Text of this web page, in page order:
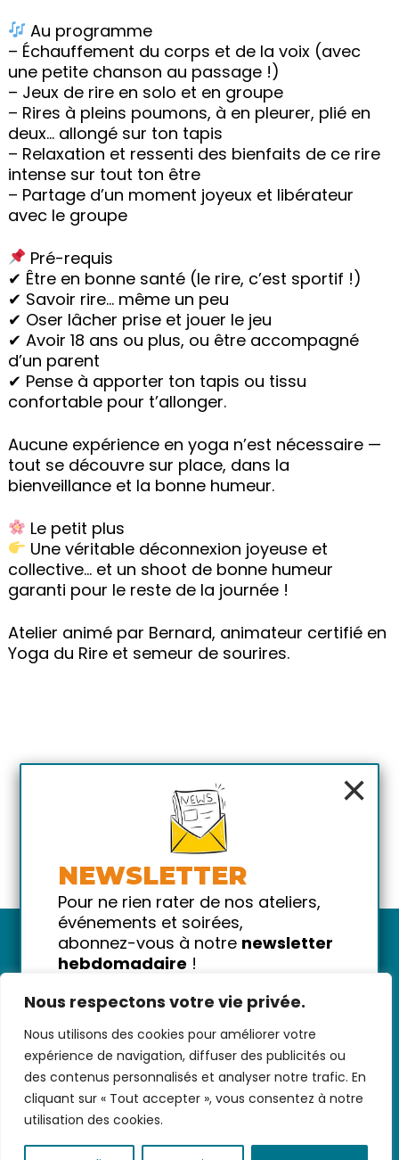
Nous respectons votre vie privée.
Nous utilisons des cookies pour améliorer votre
expérience de navigation, diffuser des publicités ou
des contenus personnalisés et analyser notre trafic. En
cliquant sur « Tout accepter », vous consentez à notre
utilisation des cookies.
Au programme
– Échauffement du corps et de la voix (avec
une petite chanson au passage !)
– Jeux de rire en solo et en groupe
– Rires à pleins poumons, à en pleurer, plié en
deux… allongé sur ton tapis
– Relaxation et ressenti des bienfaits de ce rire
intense sur tout ton être
– Partage d’un moment joyeux et libérateur
avec le groupe
Pré-requis
✔ Être en bonne santé (le rire, c’est sportif !)
✔ Savoir rire… même un peu
✔ Oser lâcher prise et jouer le jeu
✔ Avoir 18 ans ou plus, ou être accompagné
d’un parent
✔ Pense à apporter ton tapis ou tissu
confortable pour t’allonger.
Aucune expérience en yoga n’est nécessaire —
tout se découvre sur place, dans la
bienveillance et la bonne humeur.
Le petit plus
Une véritable déconnexion joyeuse et
collective… et un shoot de bonne humeur
garanti pour le reste de la journée !
Atelier animé par Bernard, animateur certifié en
Yoga du Rire et semeur de sourires.
Nous contacter- CGV/CGU-Données
personnelles-Infos pratiques- FAQ
×
NEWSLETTER
Pour ne rien rater de nos ateliers,
événements et soirées,
abonnez-vous à notre newsletter
hebdomadaire !
!
Votre email